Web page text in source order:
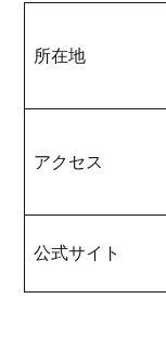
所在地
アクセス
公式サイト